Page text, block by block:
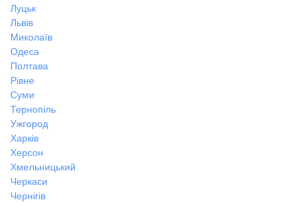
Луцьк
Львів
Миколаїв
Одеса
Полтава
Рівне
Суми
Тернопіль
Ужгород
Харків
Херсон
Хмельницький
Черкаси
Чернігів